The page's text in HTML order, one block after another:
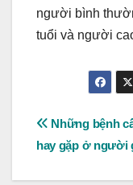
người bình
tuổi và người
Post
Những bệnh
hay gặp ở người